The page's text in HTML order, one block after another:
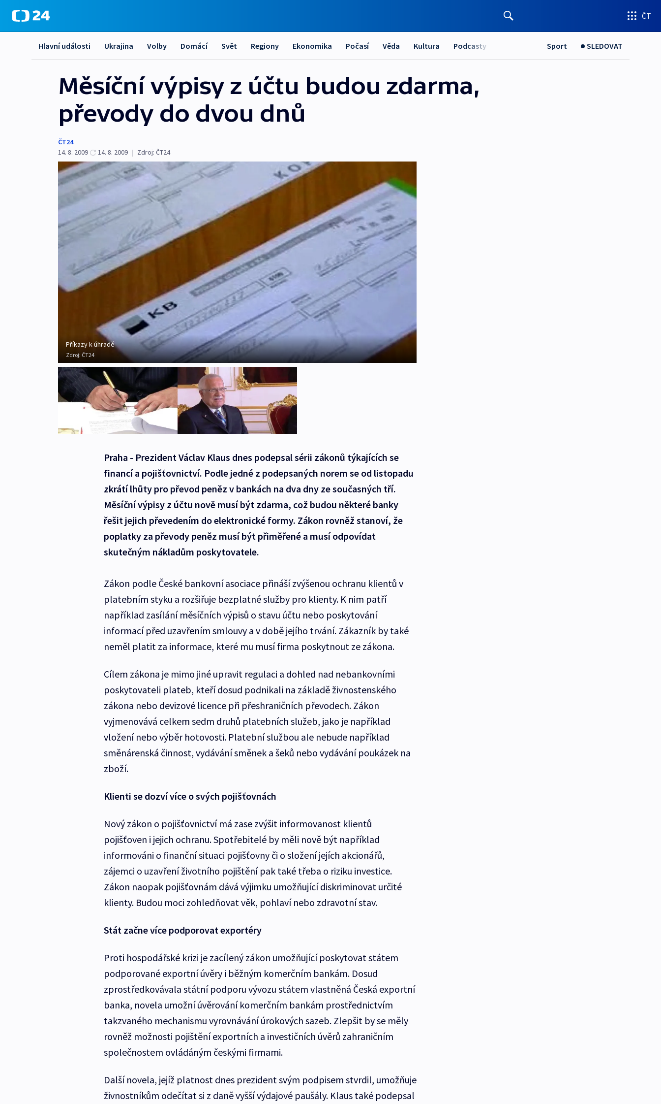
ČT
Hlavní události Ukrajina Volby Domácí Svět Regiony Ekonomika Počasí Věda Kultura Podcasty Sport SLEDOVAT
Měsíční výpisy z účtu budou zdarma,
převody do dvou dnů
ČT24
14. 8. 2009
14. 8. 2009 | Zdroj: ČT24
Příkazy k úhradě
Zdroj: ČT24
Praha - Prezident Václav Klaus dnes podepsal sérii zákonů týkajících se
financí a pojišťovnictví. Podle jedné z podepsaných norem se od listopadu
zkrátí lhůty pro převod peněz v bankách na dva dny ze současných tří.
Měsíční výpisy z účtu nově musí být zdarma, což budou některé banky
řešit jejich převedením do elektronické formy. Zákon rovněž stanoví, že
poplatky za převody peněz musí být přiměřené a musí odpovídat
skutečným nákladům poskytovatele.
Zákon podle České bankovní asociace přináší zvýšenou ochranu klientů v
platebním styku a rozšiřuje bezplatné služby pro klienty. K nim patří
například zasílání měsíčních výpisů o stavu účtu nebo poskytování
informací před uzavřením smlouvy a v době jejího trvání. Zákazník by také
neměl platit za informace, které mu musí firma poskytnout ze zákona.
Cílem zákona je mimo jiné upravit regulaci a dohled nad nebankovními
poskytovateli plateb, kteří dosud podnikali na základě živnostenského
zákona nebo devizové licence při přeshraničních převodech. Zákon
vyjmenovává celkem sedm druhů platebních služeb, jako je například
vložení nebo výběr hotovosti. Platební službou ale nebude například
směnárenská činnost, vydávání směnek a šeků nebo vydávání poukázek na
zboží.
Klienti se dozví více o svých pojišťovnách
Nový zákon o pojišťovnictví má zase zvýšit informovanost klientů
pojišťoven i jejich ochranu. Spotřebitelé by měli nově být například
informováni o finanční situaci pojišťovny či o složení jejích akcionářů,
zájemci o uzavření životního pojištění pak také třeba o riziku investice.
Zákon naopak pojišťovnám dává výjimku umožňující diskriminovat určité
klienty. Budou moci zohledňovat věk, pohlaví nebo zdravotní stav.
Stát začne více podporovat exportéry
Proti hospodářské krizi je zacílený zákon umožňující poskytovat státem
podporované exportní úvěry i běžným komerčním bankám. Dosud
zprostředkovávala státní podporu vývozu státem vlastněná Česká exportní
banka, novela umožní úvěrování komerčním bankám prostřednictvím
takzvaného mechanismu vyrovnávání úrokových sazeb. Zlepšit by se měly
rovněž možnosti pojištění exportních a investičních úvěrů zahraničním
společnostem ovládáným českými firmami.
Další novela, jejíž platnost dnes prezident svým podpisem stvrdil, umožňuje
živnostníkům odečítat si z daně vyšší výdajové paušály. Klaus také podepsal